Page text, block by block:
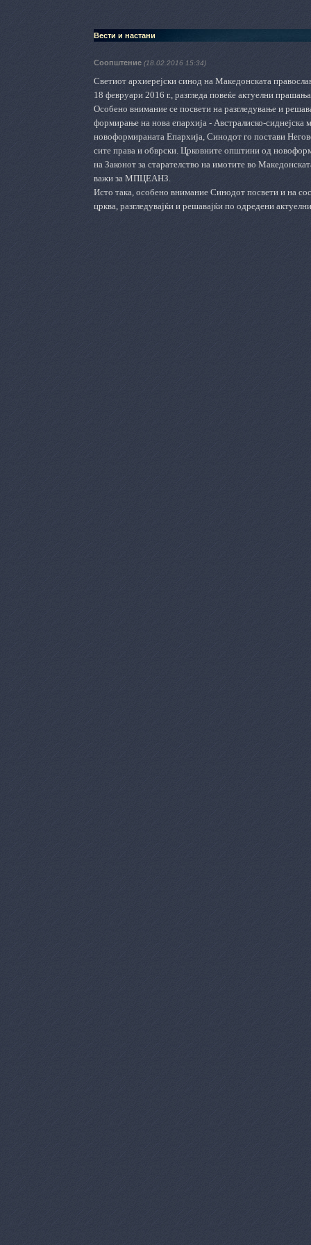
Вести и настани
Соопштение (18.02.2016 15:34)
Светиот архиерејски синод на Македонската
18 февруари 2016 г., разгледа повеќе актуелни
Особено внимание се посвети на разгледување и
формирање на нова епархија - Австралиско-сиднејска
новоформираната Епархија, Синодот го постави
сите права и обврски. Црковните општини од
на Законот за старателство на имотите во
важи за МПЦЕАНЗ.
Исто така, особено внимание Синодот посвети и на
црква, разгледувајќи и решавајќи по одредени